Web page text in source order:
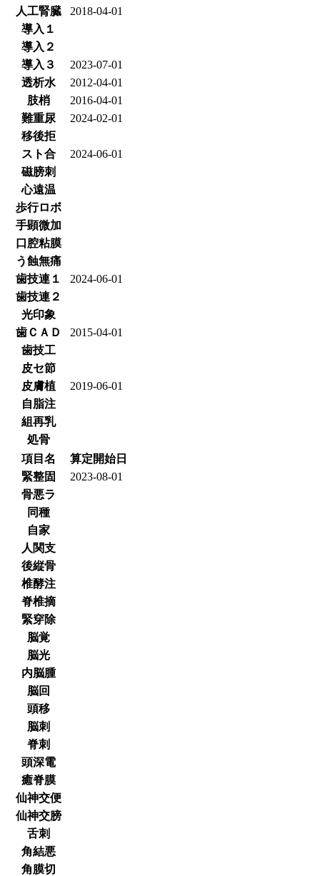
人工腎臓
2018-04-01
導入１
導入２
導入３
2023-07-01
透析水
2012-04-01
肢梢
2016-04-01
難重尿
2024-02-01
移後拒
スト合
2024-06-01
磁膀刺
心遠温
歩行ロボ
手顕微加
口腔粘膜
う蝕無痛
歯技連１
2024-06-01
歯技連２
光印象
歯ＣＡＤ
2015-04-01
歯技工
皮セ節
皮膚植
2019-06-01
自脂注
組再乳
処骨
項目名
算定開始日
緊整固
2023-08-01
骨悪ラ
同種
自家
人関支
後縦骨
椎酵注
脊椎摘
緊穿除
脳覚
脳光
内脳腫
脳回
頭移
脳刺
脊刺
頭深電
癒脊膜
仙神交便
仙神交膀
舌刺
角結悪
角膜切